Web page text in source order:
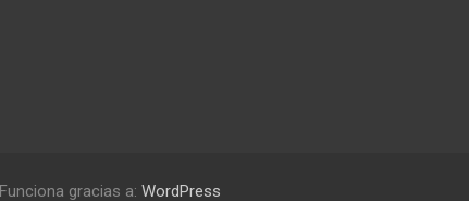
Funciona gracias a: WordPress